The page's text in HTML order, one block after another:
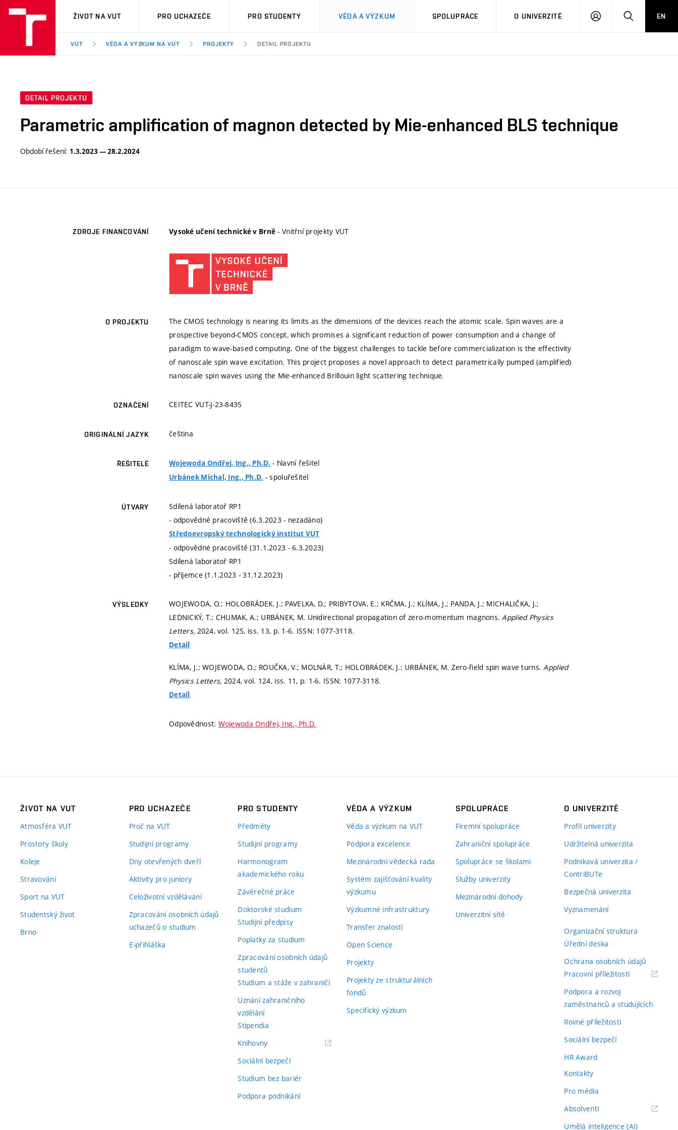
VUT
ŽIVOT NA VUT PRO UCHAZEČE PRO STUDENTY VĚDA A VÝZKUM SPOLUPRÁCE O UNIVERZITĚ
PŘIHLÁSIT HLEDATEN
VUT VĚDA A VÝZKUM NA VUT PROJEKTY DETAIL PROJEKTU
DETAIL PROJEKTU
Parametric amplification of magnon detected by Mie-enhanced BLS technique
Období řešení: 1.3.2023 — 28.2.2024
ZDROJE FINANCOVÁNÍ Vysoké učení technické v Brně - Vnitřní projekty VUT
O PROJEKTU
The CMOS technology is nearing its limits as the dimensions of the devices reach the atomic scale. Spin waves are a
prospective beyond-CMOS concept, which promises a significant reduction of power consumption and a change of
paradigm to wave-based computing. One of the biggest challenges to tackle before commercialization is the effectivity
of nanoscale spin wave excitation. This project proposes a novel approach to detect parametrically pumped (amplified)
nanoscale spin waves using the Mie-enhanced Brillouin light scattering technique.
OZNAČENÍ CEITEC VUT-J-23-8435
ORIGINÁLNÍ JAZYK čeština
ŘEŠITELÉ Wojewoda Ondřej, Ing., Ph.D. - hlavní řešitel
Urbánek Michal, Ing., Ph.D. - spoluřešitel
ÚTVARY
Sdílená laboratoř RP1
- odpovědné pracoviště (6.3.2023 - nezadáno)
Středoevropský technologický institut VUT
- odpovědné pracoviště (31.1.2023 - 6.3.2023)
Sdílená laboratoř RP1
- příjemce (1.1.2023 - 31.12.2023)
VÝSLEDKY
WOJEWODA, O.; HOLOBRÁDEK, J.; PAVELKA, D.; PRIBYTOVA, E.; KRČMA, J.; KLÍMA, J.; PANDA, J.; MICHALIČKA, J.;
LEDNICKÝ, T.; CHUMAK, A.; URBÁNEK, M. Unidirectional propagation of zero-momentum magnons.Applied Physics
Letters, 2024, vol. 125, iss. 13, p. 1-6. ISSN: 1077-3118.
Detail
KLÍMA, J.; WOJEWODA, O.; ROUČKA, V.; MOLNÁR, T.; HOLOBRÁDEK, J.; URBÁNEK, M. Zero-field spin wave turns.Applied
Physics Letters, 2024, vol. 124, iss. 11, p. 1-6. ISSN: 1077-3118.
Detail
Odpovědnost: Wojewoda Ondřej, Ing., Ph.D.
ŽIVOT NA VUT
Atmosféra VUT
Prostory školy
Koleje
Stravování
Sport na VUT
Studentský život
Brno
PRO UCHAZEČE
Proč na VUT
Studijní programy
Dny otevřených dveří
Aktivity pro juniory
Celoživotní vzdělávání
Zpracování osobních údajů
uchazečů o studium
E-přihláška
PRO STUDENTY
Předměty
Studijní programy
Harmonogram
akademického roku
Závěrečné práce
Doktorské studium
Studijní předpisy
Poplatky za studium
Zpracování osobních údajů
studentů
Studium a stáže v zahraničí
Uznání zahraničního
vzdělání
Stipendia
Knihovny(externí
Sociální bezpečí
Studium bez bariér
Podpora podnikání
VĚDA A VÝZKUM
Věda a výzkum na VUT
Podpora excelence
Mezinárodní vědecká rada
Systém zajišťování kvality
výzkumu
Výzkumné infrastruktury
Transfer znalostí
Open Science
Projekty
Projekty ze strukturálních
fondů
Specifický výzkum
SPOLUPRÁCE
Firemní spolupráce
Zahraniční spolupráce
Spolupráce se školami
Služby univerzity
Mezinárodní dohody
Univerzitní sítě
O UNIVERZITĚ
Profil univerzity
Udržitelná univerzita
Podnikavá univerzita /
ContriBUTe
Bezpečná univerzita
Vyznamenání
Organizační struktura
Úřední deska
Ochrana osobních údajů
Pracovní příležitosti(externí
Podpora a rozvoj
zaměstnanců a studujících
Rovné příležitosti
Sociální bezpečí
HR Award
Kontakty
Pro média
Absolventi(externí
Umělá inteligence (AI)